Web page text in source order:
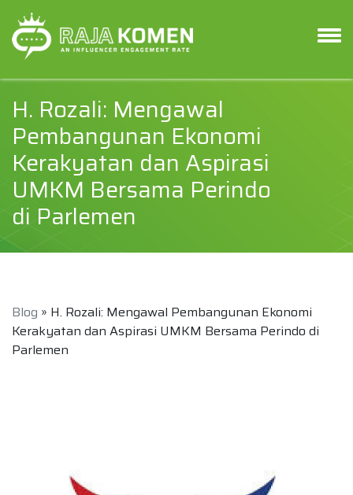
H. Rozali: Mengawal
Pembangunan Ekonomi
Kerakyatan dan Aspirasi
UMKM Bersama Perindo
di Parlemen
Blog » H. Rozali: Mengawal Pembangunan Ekonomi
Kerakyatan dan Aspirasi UMKM Bersama Perindo di
Parlemen